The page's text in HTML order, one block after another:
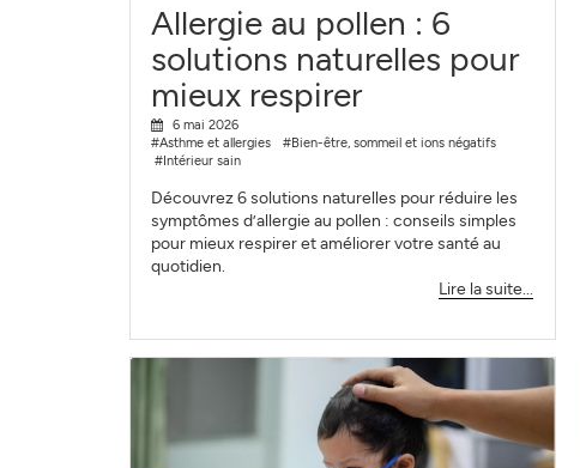
Allergie au pollen : 6
solutions naturelles pour
mieux respirer
6 mai 2026
#Asthme et allergies
#Bien-être, sommeil et ions négatifs
#Intérieur sain
Découvrez 6 solutions naturelles pour réduire les
symptômes d’allergie au pollen : conseils simples
pour mieux respirer et améliorer votre santé au
quotidien.
Lire la suite...